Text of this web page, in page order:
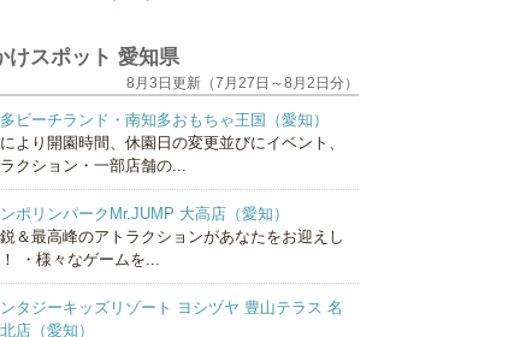
けスポット 愛知県
8月3日更新（7月27日～8月2日分）
ビーチランド・南知多おもちゃ王国（愛知）
より開園時間、休園日の変更並びにイベント、
クション・一部店舗の...
ンポリンパークMr.JUMP 大高店（愛知）
＆最高峰のアトラクションがあなたをお迎えし
・様々なゲームを...
タジーキッズリゾート ヨシヅヤ 豊山テラス 名
店（愛知）